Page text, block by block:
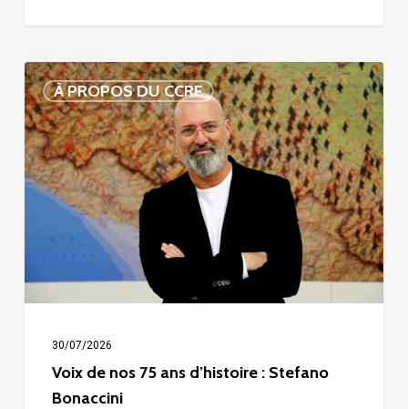
À PROPOS DU CCRE
Voix
de
nos
75
ans
d’histoire
Stefano
Bonaccini
30/07/2026
Voix de nos 75 ans d’histoire : Stefano
Bonaccini